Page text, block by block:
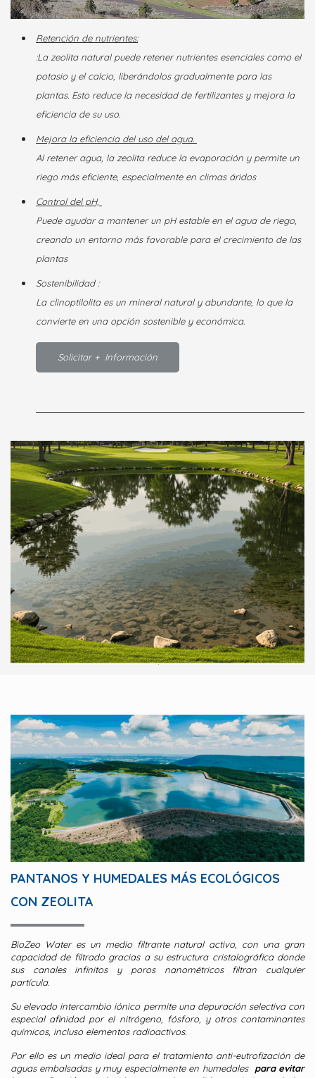
Retención de nutrientes:
:La zeolita natural puede retener nutrientes esenciales como el
potasio y el calcio, liberándolos gradualmente para las
plantas. Esto reduce la necesidad de fertilizantes y mejora la
eficiencia de su uso.
Mejora la eficiencia del uso del agua.
Al retener agua, la zeolita reduce la evaporación y permite un
riego más eficiente, especialmente en climas áridos
Control del pH,
Puede ayudar a mantener un pH estable en el agua de riego,
creando un entorno más favorable para el crecimiento de las
plantas
Sostenibilidad :
La clinoptilolita es un mineral natural y abundante, lo que la
convierte en una opción sostenible y económica.
Solicitar + Información
PANTANOS Y HUMEDALES MÁS ECOLÓGICOS
CON ZEOLITA
BioZeo Water es un medio filtrante natural activo, con una gran
capacidad de filtrado gracias a su estructura cristalográfica donde
sus canales infinitos y poros nanométricos filtran cualquier
partícula.
Su elevado intercambio iónico permite una depuración selectiva con
especial afinidad por el nitrógeno, fósforo, y otros contaminantes
químicos, incluso elementos radioactivos.
Por ello es un medio ideal para el tratamiento anti-eutrofización de
aguas embalsadas y muy especialmente en humedales para evitar